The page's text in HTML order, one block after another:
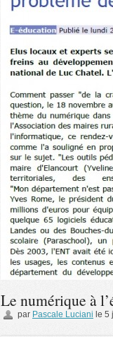
Le numérique à
par Pascale Luciani le 5